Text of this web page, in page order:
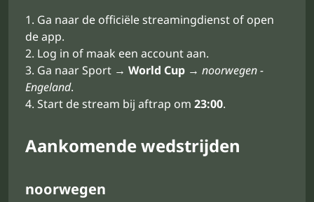
Ga naar de officiële streamingdienst of open
de app.
Log in of maak een account aan.
Ga naar Sport → World Cup → noorwegen -
Engeland.
Start de stream bij aftrap om 23:00.
Aankomende wedstrijden
noorwegen